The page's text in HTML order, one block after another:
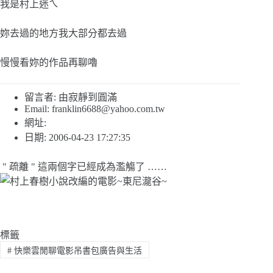
我是村上迷ㄟ
妳去過的地方我大部分都去過
慢慢看妳的作品再聊嚕
留言者: 由寂靜到圓滿
Email: franklin6688@yahoo.com.tw
網址:
日期: 2006-04-23 17:27:35
" 疏離 " 這兩個字已經成為濫觴了 ……
標籤
#快樂雲閒聊電影吊書包廣告與生活